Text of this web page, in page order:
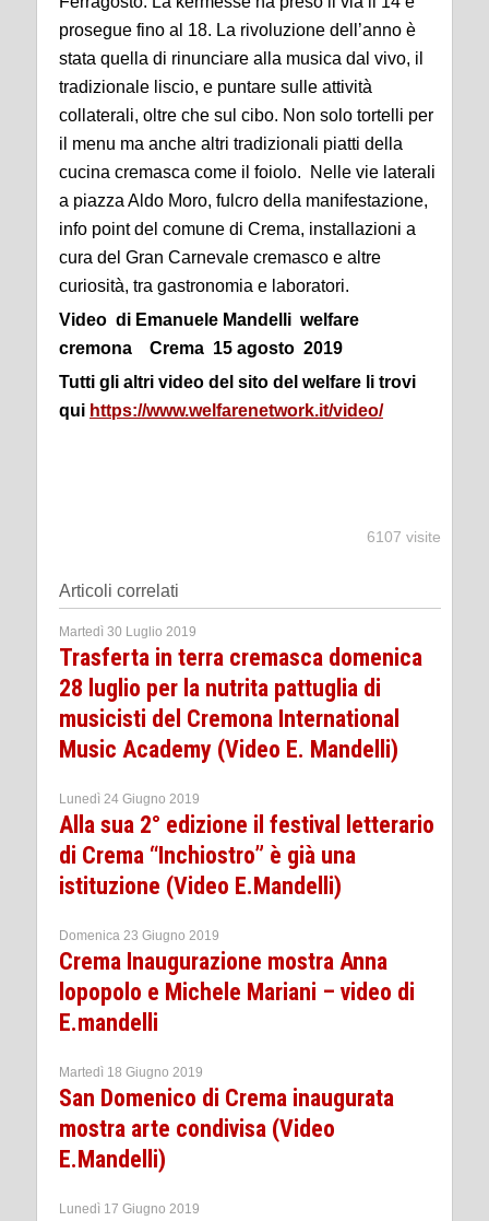
prosegue fino al 18. La rivoluzione dell’anno è
stata quella di rinunciare alla musica dal vivo, il
tradizionale liscio, e puntare sulle attività
collaterali, oltre che sul cibo. Non solo tortelli per
il menu ma anche altri tradizionali piatti della
cucina cremasca come il foiolo. Nelle vie laterali
a piazza Aldo Moro, fulcro della manifestazione,
info point del comune di Crema, installazioni a
cura del Gran Carnevale cremasco e altre
curiosità, tra gastronomia e laboratori.
Video di Emanuele Mandelli welfare
cremona Crema 15 agosto 2019
Tutti gli altri video del sito del welfare li trovi
qui https://www.welfarenetwork.it/video/
6107 visite
Articoli correlati
Martedì 30 Luglio 2019
Trasferta in terra cremasca domenica
28 luglio per la nutrita pattuglia di
musicisti del Cremona International
Music Academy (Video E. Mandelli)
Lunedì 24 Giugno 2019
Alla sua 2° edizione il festival letterario
di Crema “Inchiostro” è già una
istituzione (Video E.Mandelli)
Domenica 23 Giugno 2019
Crema Inaugurazione mostra Anna
lopopolo e Michele Mariani – video di
E.mandelli
Martedì 18 Giugno 2019
San Domenico di Crema inaugurata
mostra arte condivisa (Video
E.Mandelli)
Lunedì 17 Giugno 2019